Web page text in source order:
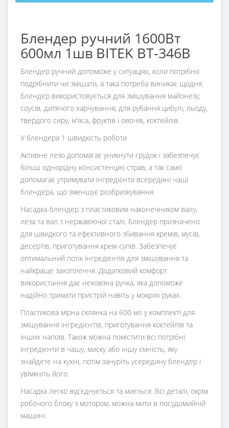
Блендер ручний 1600Вт
600мл 1шв BITEK BT-346B
Блендер ручний допоможе у ситуаціях, коли потрібно
подрібнити чи змішати, а така потреба виникає щодня.
Блендер використовується для змішування майонезу,
соусів, дитячого харчування, для рубання цибулі, льоду,
твердого сиру, м'яса, фруктів і овочів, коктейлів.
У блендера 1 швидкість роботи
Активне лезо допомагає уникнути грудок і забезпечує
більш однорідну консистенцію страв, а так само
допомагає утримувати інгредієнти всередині чаші
блендера, що зменшує розбризкування.
Насадка-блендер з пластиковим наконечником валу,
леза та вал з нержавіючої сталі. Блендер призначено
для швидкого та ефективного збивання кремів, мусів,
десертів, приготування крем-супів. Забезпечує
оптимальний потік інгредієнтів для змішування та
найкраще захоплення. Додатковий комфорт
використання дає нековзна ручка, яка допоможе
надійно тримати пристрій навіть у мокрих руках.
Пластикова мірна склянка на 600 мл у комплекті для
змішування інгредієнтів, приготування коктейлів та
інших напоїв. Також можна помістити всі потрібні
інгредієнти в чашу, миску або іншу ємність, яку
знайдете на кухні, потім зануріть усередину блендер і
увімкніть його.
Насадка легко від'єднується та миється. Всі деталі, окрім
робочого блоку з мотором, можна мити в посудомийній
машині.